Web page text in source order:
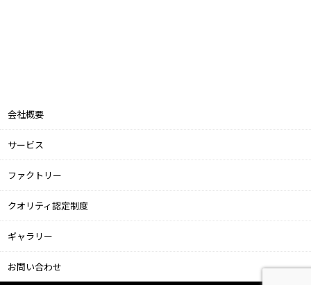
会社概要
サービス
ファクトリー
クオリティ認定制度
ギャラリー
お問い合わせ